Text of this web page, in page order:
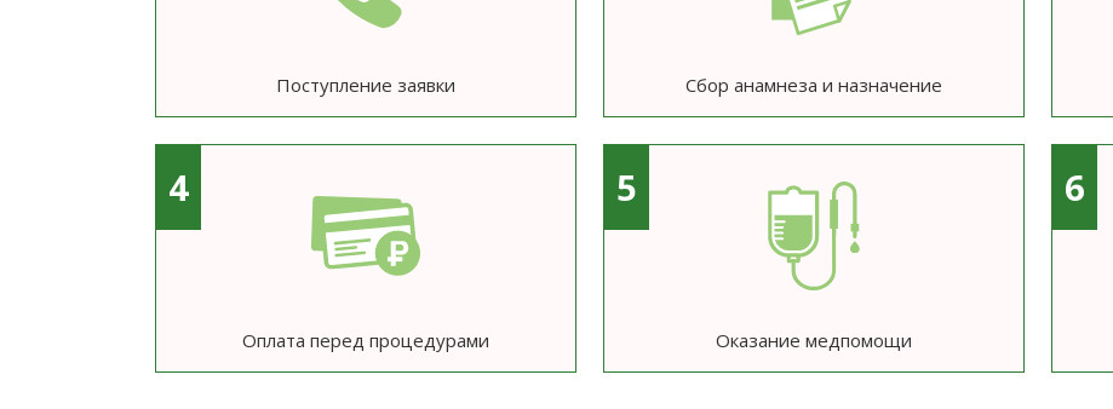
Поступление заявки Сбор анамнеза и назначение
4
Оплата перед процедурами
5
Оказание медпомощи
6